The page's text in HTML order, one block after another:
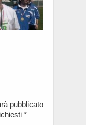
pubblicato
*